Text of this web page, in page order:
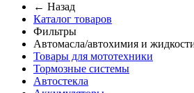
← Назад
Каталог товаров
Фильтры
Автомасла/автохимия и
Товары для мототехники
Тормозные системы
Автостекла